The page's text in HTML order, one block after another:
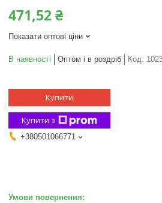
471,52 ₴
Показати оптові ціни
В наявності Оптом і в роздріб Код:
Купити
Купити з
+380501066771